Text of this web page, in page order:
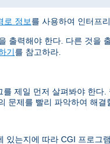
로 정보를 사용하여 인터프
출력해야 한다. 다른 것을
기를 참고하라.
제일 먼저 살펴봐야 한
문제를 빨리 파악하여 해결
는지에 따라 CGI 프로그